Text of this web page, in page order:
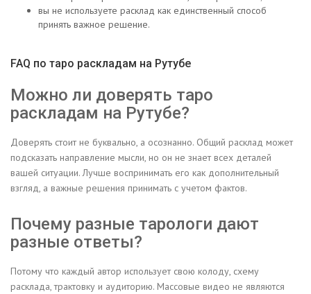
вы не используете расклад как единственный способ
принять важное решение.
FAQ по таро раскладам на Рутубе
Можно ли доверять таро
раскладам на Рутубе?
Доверять стоит не буквально, а осознанно. Общий расклад может
подсказать направление мысли, но он не знает всех деталей
вашей ситуации. Лучше воспринимать его как дополнительный
взгляд, а важные решения принимать с учетом фактов.
Почему разные тарологи дают
разные ответы?
Потому что каждый автор использует свою колоду, схему
расклада, трактовку и аудиторию. Массовые видео не являются